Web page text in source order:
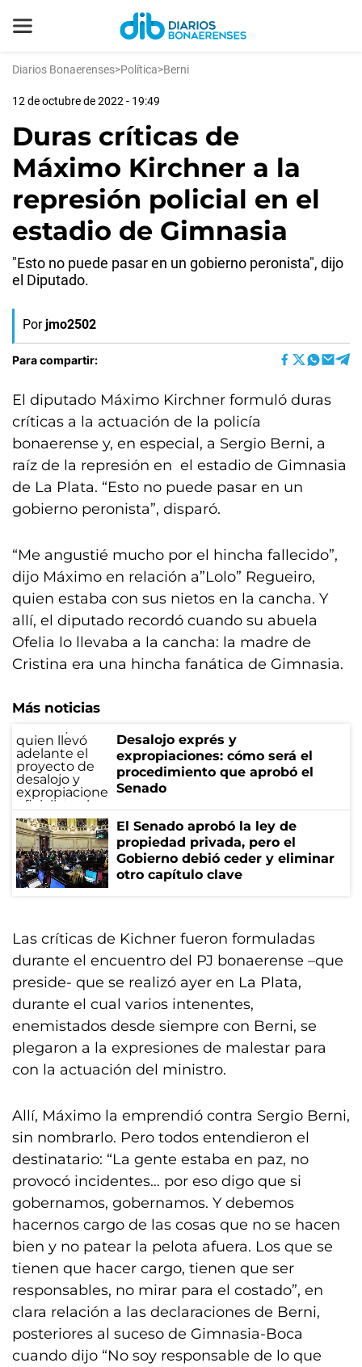
Diarios Bonaerenses>Política>Berni
12 de octubre de 2022 - 19:49
Duras críticas de
Máximo Kirchner a la
represión policial en el
estadio de Gimnasia
"Esto no puede pasar en un gobierno peronista", dijo
el Diputado.
Por jmo2502
Para compartir:
El diputado Máximo Kirchner formuló duras
críticas a la actuación de la policía
bonaerense y, en especial, a Sergio Berni, a
raíz de la represión en el estadio de Gimnasia
de La Plata. “Esto no puede pasar en un
gobierno peronista”, disparó.
“Me angustié mucho por el hincha fallecido”,
dijo Máximo en relación a”Lolo” Regueiro,
quien estaba con sus nietos en la cancha. Y
allí, el diputado recordó cuando su abuela
Ofelia lo llevaba a la cancha: la madre de
Cristina era una hincha fanática de Gimnasia.
Más noticias
Desalojo exprés y
expropiaciones: cómo será el
procedimiento que aprobó el
Senado
El Senado aprobó la ley de
propiedad privada, pero el
Gobierno debió ceder y eliminar
otro capítulo clave
Las críticas de Kichner fueron formuladas
durante el encuentro del PJ bonaerense –que
preside- que se realizó ayer en La Plata,
durante el cual varios intenentes,
enemistados desde siempre con Berni, se
plegaron a la expresiones de malestar para
con la actuación del ministro.
Allí, Máximo la emprendió contra Sergio Berni,
sin nombrarlo. Pero todos entendieron el
destinatario: “La gente estaba en paz, no
provocó incidentes… por eso digo que si
gobernamos, gobernamos. Y debemos
hacernos cargo de las cosas que no se hacen
bien y no patear la pelota afuera. Los que se
tienen que hacer cargo, tienen que ser
responsables, no mirar para el costado”, en
clara relación a las declaraciones de Berni,
posteriores al suceso de Gimnasia-Boca
cuando dijo “No soy responsable de lo que